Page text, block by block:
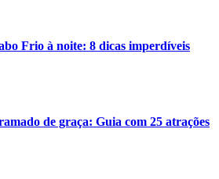
Frio à noite: 8 dicas imperdíveis
de graça: Guia com 25 atrações